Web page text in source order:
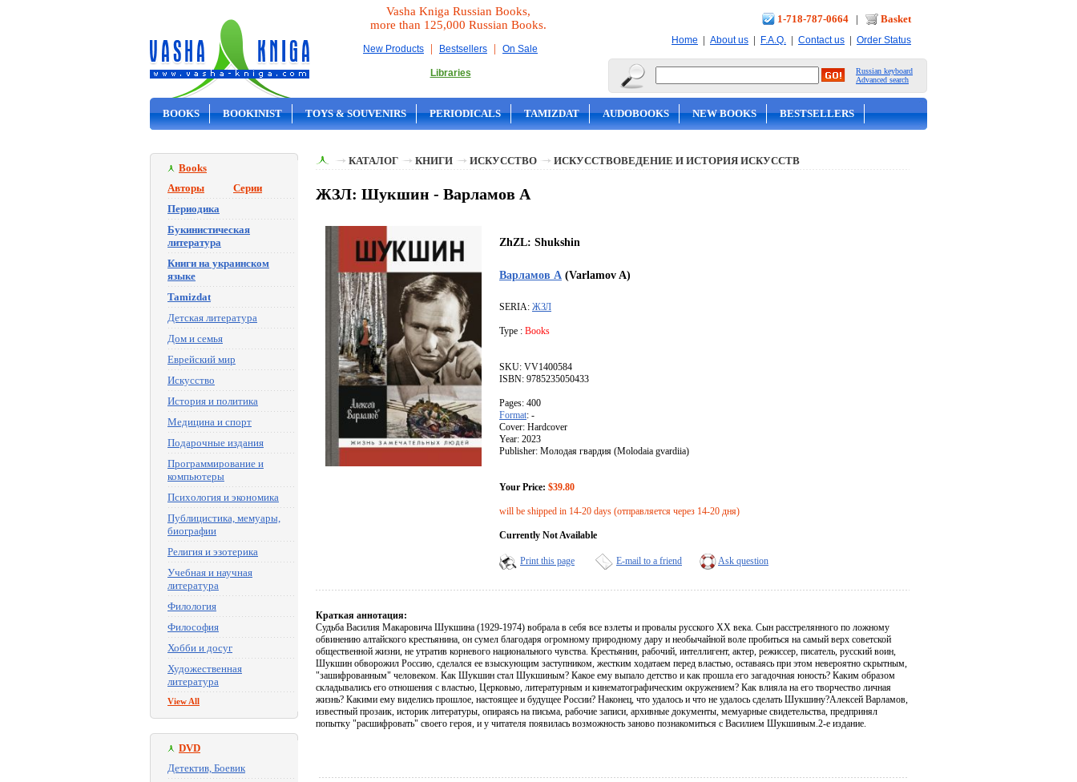
Vasha Kniga Russian Books,
more than 125,000 Russian Books.
New Products | Bestsellers | On Sale
Libraries
1-718-787-0664 | Basket
Home | About us | F.A.Q. | Contact us | Order Status
Russian keyboard
Advanced search
BOOKS BOOKINIST TOYS & SOUVENIRS PERIODICALS TAMIZDAT AUDOBOOKS NEW BOOKS BESTSELLERS
Books
Авторы
Серии
Периодика
Букинистическая
литература
Книги на украинском
языке
Tamizdat
Детская литература
Дом и семья
Еврейский мир
Искусство
История и политика
Медицина и спорт
Подарочные издания
Программирование и
компьютеры
Психология и экономика
Публицистика, мемуары,
биографии
Религия и эзотерика
Учебная и научная
литература
Филология
Философия
Хобби и досуг
Художественная
литература
View All
DVD
Детектив, Боевик
КАТАЛОГ КНИГИ ИСКУССТВО ИСКУССТВОВЕДЕНИЕ И ИСТОРИЯ ИСКУССТВ
ЖЗЛ: Шукшин - Варламов А
ZhZL: Shukshin
Варламов А (Varlamov A)
SERIA: ЖЗЛ
Type : Books
SKU: VV1400584
ISBN: 9785235050433
Pages: 400
Format: -
Cover: Hardcover
Year: 2023
Publisher: Молодая гвардия (Molodaia gvardiia)
Your Price: $39.80
will be shipped in 14-20 days (отправляется через 14-20 дня)
Currently Not Available
Print this page E-mail to a friend Ask question
Краткая аннотация:
Судьба Василия Макаровича Шукшина (1929-1974) вобрала в себя все взлеты и провалы русского ХХ века. Сын расстрелянного по ложному
обвинению алтайского крестьянина, он сумел благодаря огромному природному дару и необычайной воле пробиться на самый верх советской
общественной жизни, не утратив корневого национального чувства. Крестьянин, рабочий, интеллигент, актер, режиссер, писатель, русский воин,
Шукшин обворожил Россию, сделался ее взыскующим заступником, жестким ходатаем перед властью, оставаясь при этом невероятно скрытным,
"зашифрованным" человеком. Как Шукшин стал Шукшиным? Какое ему выпало детство и как прошла его загадочная юность? Каким образом
складывались его отношения с властью, Церковью, литературным и кинематографическим окружением? Как влияла на его творчество личная
жизнь? Какими ему виделись прошлое, настоящее и будущее России? Наконец, что удалось и что не удалось сделать Шукшину?Алексей Варламов,
известный прозаик, историк литературы, опираясь на письма, рабочие записи, архивные документы, мемуарные свидетельства, предпринял
попытку "расшифровать" своего героя, и у читателя появилась возможность заново познакомиться с Василием Шукшиным.2-е издание.